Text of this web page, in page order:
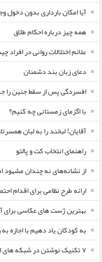
آیا امکان بارداری بدون دخول
همه چیز درباره احکام طلاق
علائم اختلالات روانی در افراد
دعای زبان بند دشمنان
افسردگی پس از سقط جنین را
با اگزمای زمستانی چه کنیم؟
آقایان! لبخند را به لبان
راهنمای انتخاب کت و پالتو
از نشانه‌های نه چندان مشهود
ارائه طرح نظامی برای اقدام
بهترین ژست های عکاسی برای
به کودکان یاد دهیم با اجازه
۷ تکنیک نوشتن در شبکه های اجتماعی